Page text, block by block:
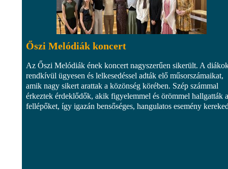
Őszi Melódiák koncert
Az Őszi Melódiák ének koncert nagyszerűen sikerült. A
rendkívül ügyesen és lelkesedéssel adták elő műsorszámaikat,
amik nagy sikert arattak a közönség körében. Szép számmal
érkeztek érdeklődők, akik figyelemmel és örömmel hallgatták a
fellépőket, így igazán bensőséges, hangulatos esemény